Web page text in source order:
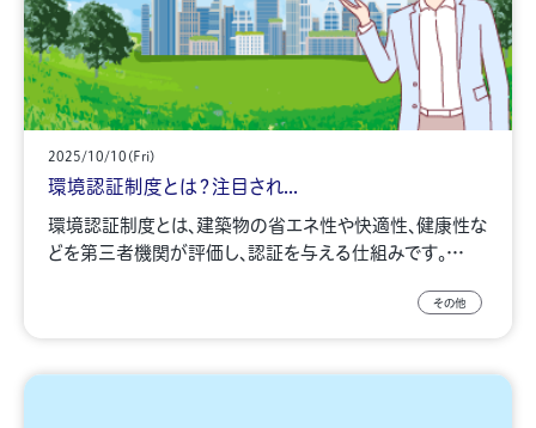
2025/10/10(Fri)
環境認証制度とは？注目され...
環境認証制度とは、建築物の省エネ性や快適性、健康性な
どを第三者機関が評価し、認証を与える仕組みです。…
その他